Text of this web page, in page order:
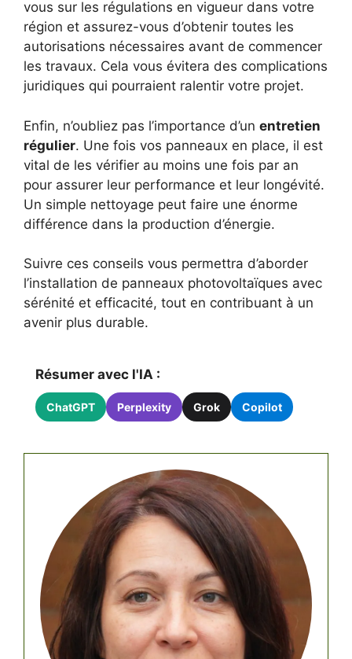
vous sur les régulations en vigueur dans votre
région et assurez-vous d’obtenir toutes les
autorisations nécessaires avant de commencer
les travaux. Cela vous évitera des complications
juridiques qui pourraient ralentir votre projet.
Enfin, n’oubliez pas l’importance d’un entretien
régulier. Une fois vos panneaux en place, il est
vital de les vérifier au moins une fois par an
pour assurer leur performance et leur longévité.
Un simple nettoyage peut faire une énorme
différence dans la production d’énergie.
Suivre ces conseils vous permettra d’aborder
l’installation de panneaux photovoltaïques avec
sérénité et efficacité, tout en contribuant à un
avenir plus durable.
Résumer avec l'IA :
ChatGPT Perplexity Grok Copilot